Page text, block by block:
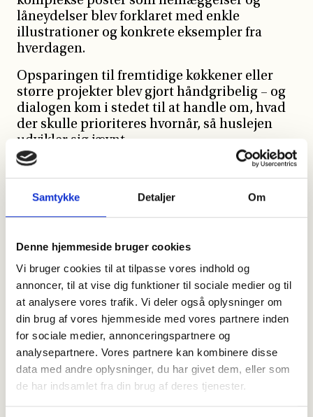
Samtykke Detaljer Om
Denne hjemmeside bruger cookies
Vi bruger cookies til at tilpasse vores indhold og
annoncer, til at vise dig funktioner til sociale medier og til
at analysere vores trafik. Vi deler også oplysninger om
din brug af vores hjemmeside med vores partnere inden
for sociale medier, annonceringspartnere og
analysepartnere. Vores partnere kan kombinere disse
data med andre oplysninger, du har givet dem, eller som
de har indsamlet fra din brug af deres tjenester.
låneydelser blev forklaret med enkle
illustrationer og konkrete eksempler fra
hverdagen.
Opsparingen til fremtidige køkkener eller
større projekter blev gjort håndgribelig – og
dialogen kom i stedet til at handle om, hvad
der skulle prioriteres hvornår, så huslejen
udvikler sig jævnt.
”Jeg gik derfra med en klar fornemmelse af,
hvad pengene går til, og hvorfor huslejen
ændrer sig. Det hele blev forklaret, så man
kunne følge med,” fortæller en beboer fra
budgetmøder i den nye form.
I dag bruges samme tilgang i alle BO-VESTs
afdelinger, så beboerne møder den samme
logik og det samme sprog – uanset hvor de
bor.
Gennemsigtighed skaber tryghed
Den nye budgetform betyder, at beboerne
nemmere kan følge med i, hvordan pengene
bliver brugt – fra den daglige drift til den